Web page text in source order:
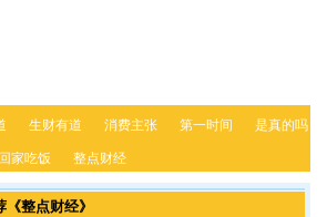
生财有道 消费主张 第一时间 是真的吗
回家吃饭 整点财经
《整点财经》